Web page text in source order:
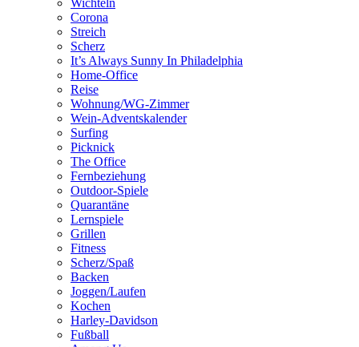
Wichteln
Corona
Streich
Scherz
It’s Always Sunny In Philadelphia
Home-Office
Reise
Wohnung/WG-Zimmer
Wein-Adventskalender
Surfing
Picknick
The Office
Fernbeziehung
Outdoor-Spiele
Quarantäne
Lernspiele
Grillen
Fitness
Scherz/Spaß
Backen
Joggen/Laufen
Kochen
Harley-Davidson
Fußball